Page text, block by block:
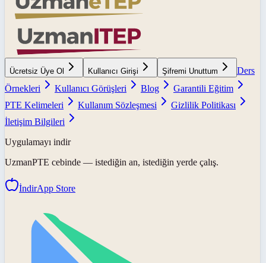
Ücretsiz Üye Ol Kullanıcı Girişi Şifremi Unuttum
Ders
Örnekleri
Kullanıcı Görüşleri Blog
Garantili Eğitim
PTE Kelimeleri
Kullanım Sözleşmesi
Gizlilik Politikası
İletişim Bilgileri
Uygulamayı indir
UzmanPTE cebinde — istediğin an, istediğin yerde çalış.
İndirApp Store